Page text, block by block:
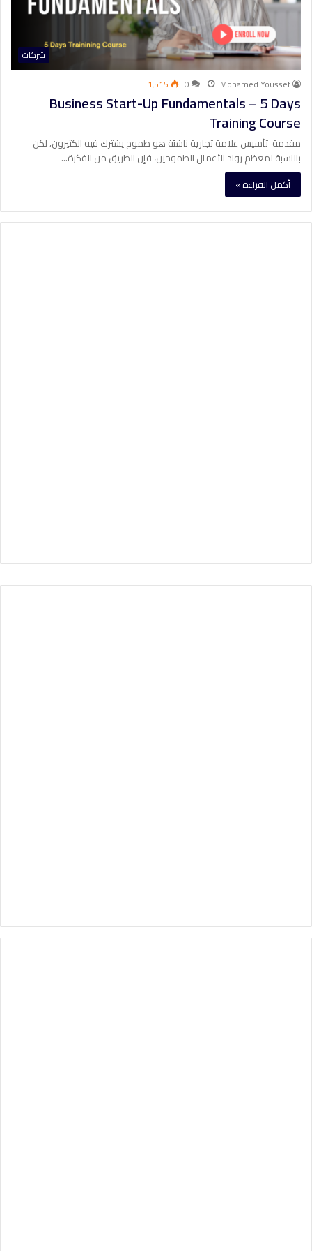
شركات
Mohamed Youssef
0 1٬515
Business Start-Up Fundamentals – 5 Days
Training Course
مقدمة تأسيس علامة تجارية ناشئة هو طموح يشترك فيه الكثيرون، لكن
بالنسبة لمعظم رواد الأعمال الطموحين، فإن الطريق من الفكرة…
أكمل القراءة »